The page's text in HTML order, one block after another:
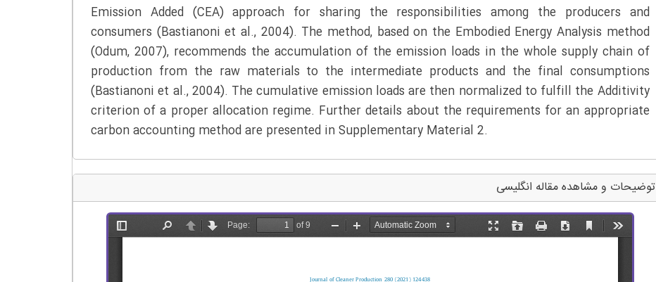
Emission Added (CEA) approach for sharing the responsibilities among the producers and
consumers (Bastianoni et al., 2004). The method, based on the Embodied Energy Analysis method
(Odum, 2007), recommends the accumulation of the emission loads in the whole supply chain of
production from the raw materials to the intermediate products and the final consumptions
(Bastianoni et al., 2004). The cumulative emission loads are then normalized to fulfill the Additivity
criterion of a proper allocation regime. Further details about the requirements for an appropriate
carbon accounting method are presented in Supplementary Material 2.
توضیحات و مشاهده مقاله انگلیسی